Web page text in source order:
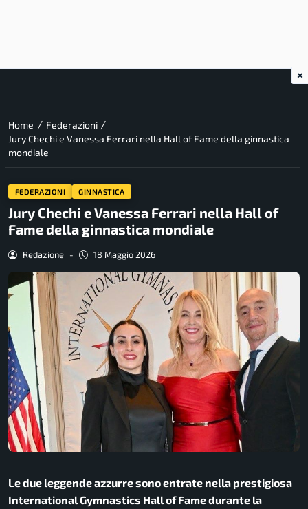
Home / Federazioni /
Jury Chechi e Vanessa Ferrari nella Hall of Fame della ginnastica
mondiale
FEDERAZIONI GINNASTICA
Jury Chechi e Vanessa Ferrari nella Hall of
Fame della ginnastica mondiale
Redazione - 18 Maggio 2026
Le due leggende azzurre sono entrate nella prestigiosa
International Gymnastics Hall of Fame durante la
×